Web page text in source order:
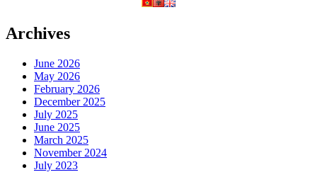
Archives
June 2026
May 2026
February 2026
December 2025
July 2025
June 2025
March 2025
November 2024
July 2023